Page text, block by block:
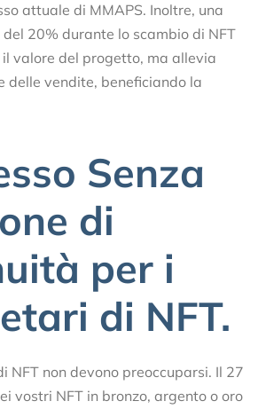
attuale di MMAPS. Inoltre, una
20% durante lo scambio di NFT
valore del progetto, ma allevia
delle vendite, beneficiando la
Senza
di
per i
di NFT.
NFT non devono preoccuparsi. Il 27
vostri NFT in bronzo, argento o oro